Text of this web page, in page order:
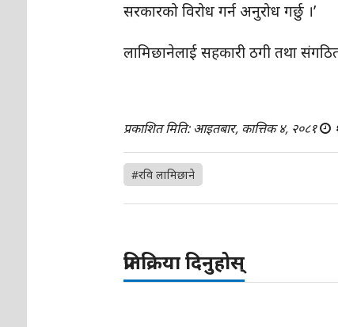
सरकारको विरोध गर्न अनुरोध गर्छु ।’
लामिछानेलाई सहकारी ठगी तथा
प्रकाशित मिति: आइतबार, कात्तिक ४, २०८१
#रवि लामिछाने
प्रतिक्रिया दिनुहोस्